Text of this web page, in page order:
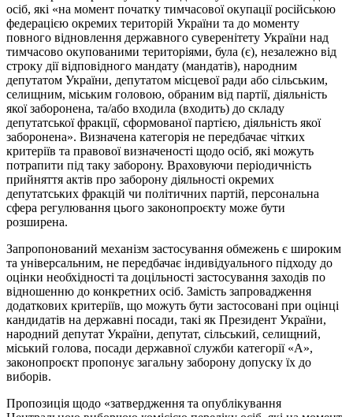
осіб, які «на момент початку тимчасової окупації російською
федерацією окремих територій України та до моменту
повного відновлення державного суверенітету України над
тимчасово окупованими територіями, була (є), незалежно від
строку дії відповідного мандату (мандатів), народним
депутатом України, депутатом місцевої ради або сільським,
селищним, міським головою, обраним від партії, діяльність
якої заборонена, та/або входила (входить) до складу
депутатської фракції, сформованої партією, діяльність якої
заборонена». Визначена категорія не передбачає чітких
критеріїв та правової визначеності щодо осіб, які можуть
потрапити під таку заборону. Враховуючи періодичність
прийняття актів про заборону діяльності окремих
депутатських фракцій чи політичних партій, персональна
сфера регулювання цього законопроєкту може бути
розширена.
Запропонований механізм застосування обмежень є широким
та універсальним, не передбачає індивідуального підходу до
оцінки необхідності та доцільності застосування заходів по
відношенню до конкретних осіб. Замість запровадження
додаткових критеріїв, що можуть бути застосовані при оцінці
кандидатів на державні посади, такі як Президент України,
народний депутат України, депутат, сільський, селищний,
міський голова, посади державної служби категорії «А»,
законопроєкт пропонує загальну заборону допуску їх до
виборів.
Пропозиція щодо «затвердження та опублікування